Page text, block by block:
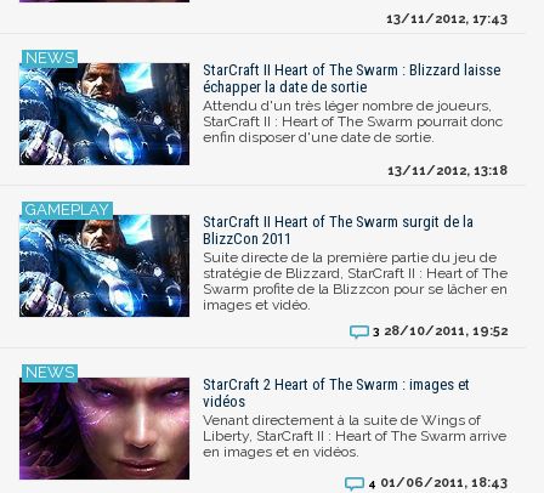
13/11/2012, 17:43
StarCraft II Heart of The Swarm : Blizzard laisse
échapper la date de sortie
Attendu d'un très léger nombre de joueurs,
StarCraft II : Heart of The Swarm pourrait donc
enfin disposer d'une date de sortie.
13/11/2012, 13:18
StarCraft II Heart of The Swarm surgit de la
BlizzCon 2011
Suite directe de la première partie du jeu de
stratégie de Blizzard, StarCraft II : Heart of The
Swarm profite de la Blizzcon pour se lâcher en
images et vidéo.
3 28/10/2011, 19:52
StarCraft 2 Heart of The Swarm : images et
vidéos
Venant directement à la suite de Wings of
Liberty, StarCraft II : Heart of The Swarm arrive
en images et en vidéos.
4 01/06/2011, 18:43